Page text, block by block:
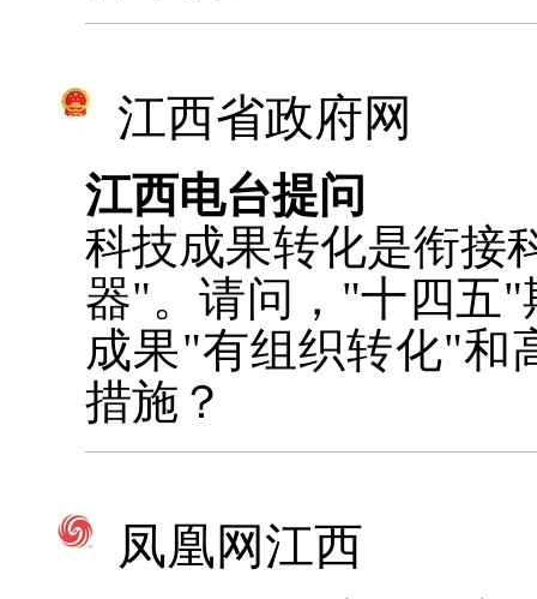
江西省政府网
江西电台提问
科技成果转化是衔接
器"。请问，"十四五
成果"有组织转化"和
措施？
凤凰网江西